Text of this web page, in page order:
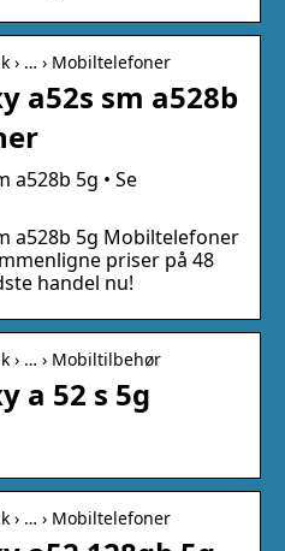
› … › Mobiltelefoner
a52s sm a528b
a528b 5g • Se
a528b 5g Mobiltelefoner
priser på 48
handel nu!
› … › Mobiltilbehør
a 52 s 5g
› … › Mobiltelefoner